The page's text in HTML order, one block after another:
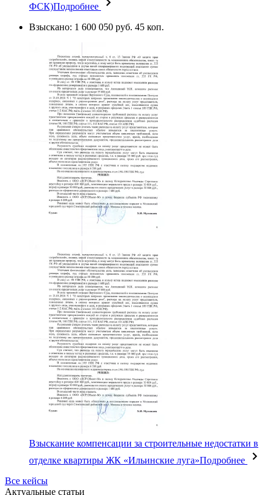
ФСК)Подробнее
Взыскано: 1 600 050 руб. 45 коп.
Взыскание компенсации за строительные недостатки в
отделке квартиры ЖК «Ильинские луга»Подробнее
Все кейсы
Актуальные статьи